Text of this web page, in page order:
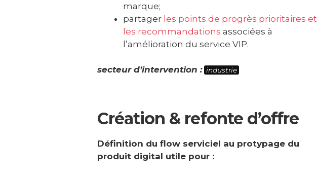
marque;
partager les points de progrès prioritaires et
les recommandations associées à
l’amélioration du service VIP.
secteur d’intervention : industrie
Création & refonte d’offre
Définition du flow serviciel au protypage du
produit digital utile pour :